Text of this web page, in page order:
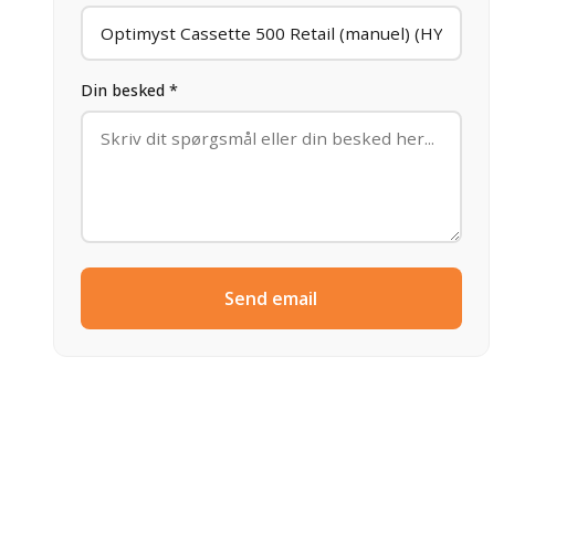
Din besked *
Send email